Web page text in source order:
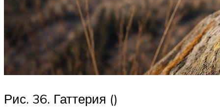
Рис. 36. Гаттерия ()